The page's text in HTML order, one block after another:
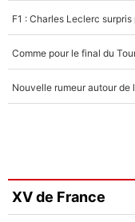
XV de France